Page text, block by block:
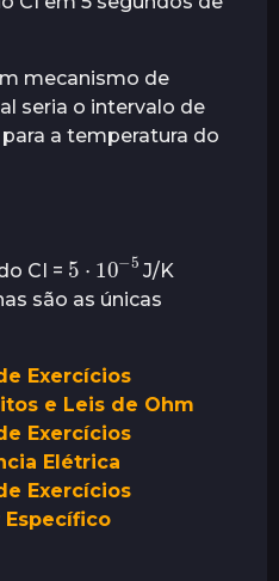
mecanismo de
seria o intervalo de
a temperatura do
CI =
5 10 −
5
J/K
são as únicas
Exercícios
e Leis de Ohm
Exercícios
Elétrica
Exercícios
Específico